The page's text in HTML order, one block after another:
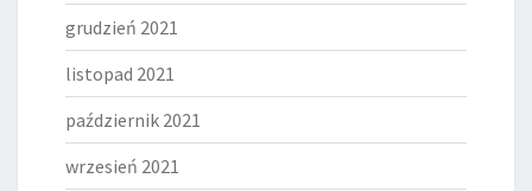
grudzień 2021
listopad 2021
październik 2021
wrzesień 2021